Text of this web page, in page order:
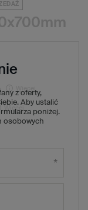
z oferty,
Aby ustalić
poniżej.
osobowych
Więcej